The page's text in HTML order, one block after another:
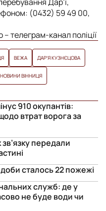
(0432) 59 49 00,
– телеграм-канал поліції
ВЕЖА ДАР'Я КУЗНЄЦОВА
НОВИНИ ВІННИЦЯ
910 окупантів:
втрат ворога за
зв’язку передали
сталось 22 пожежі
служб: де у
не буде води чи